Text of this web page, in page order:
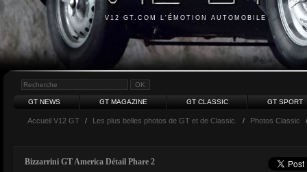
V12 GT.COM L'ÉMOTION AUTOMOBILE
GT NEWS GT MAGAZINE GT CLASSIC GT SPORT
Accueil V12 GT / Les plus belles photos de GT et de Classic. / Photos Classic
Bizzarrini GT America Détail Phare 2